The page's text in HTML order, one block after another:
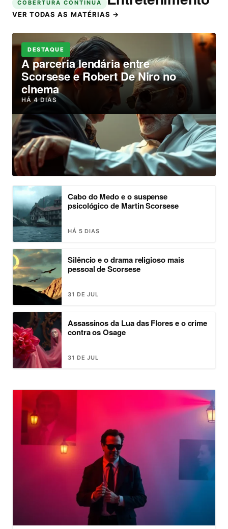
COBERTURA CONTÍNUA
VER TODAS AS MATÉRIAS →
DESTAQUE
A parceria lendária entre
Scorsese e Robert De Niro no
cinema
HÁ 4 DIAS
Cabo do Medo e o suspense
psicológico de Martin Scorsese
HÁ 5 DIAS
Silêncio e o drama religioso mais
pessoal de Scorsese
31 DE JUL
Assassinos da Lua das Flores e o crime
contra os Osage
31 DE JUL